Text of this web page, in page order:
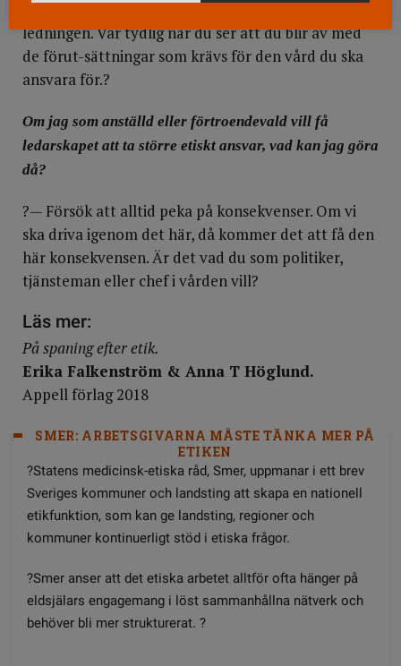
Ta mod till dig och ställ frågor till den högsta
ledningen. Var tydlig när du ser att du blir av med
de förut-sättningar som krävs för den vård du ska
ansvara för.?
Om jag som anställd eller förtroendevald vill få
ledarskapet att ta större etiskt ansvar, vad kan jag göra
då?
?— Försök att alltid peka på konsekvenser. Om vi
ska driva igenom det här, då kommer det att få den
här konsekvensen. Är det vad du som politiker,
tjänsteman eller chef i vården vill?
Läs mer:
På spaning efter etik.
Erika Falkenström & Anna T Höglund.
Appell förlag 2018
SMER: ARBETSGIVARNA MÅSTE TÄNKA MER PÅ
ETIKEN
?Statens medicinsk-etiska råd, Smer, uppmanar i ett brev
Sveriges kommuner och landsting att skapa en nationell
etikfunktion, som kan ge landsting, regioner och
kommuner kontinuerligt stöd i etiska frågor.
?Smer anser att det etiska arbetet alltför ofta hänger på
eldsjälars engagemang i löst sammanhållna nätverk och
behöver bli mer strukturerat. ?